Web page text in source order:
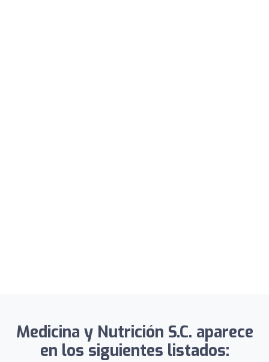
Medicina y Nutrición S.C. aparece
en los siguientes listados: